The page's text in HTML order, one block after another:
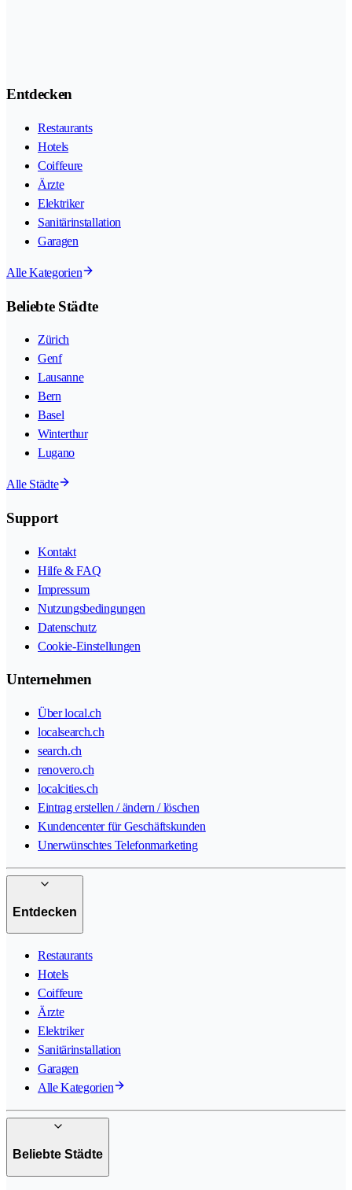
Entdecken
Restaurants
Hotels
Coiffeure
Ärzte
Elektriker
Sanitärinstallation
Garagen
Alle Kategorien
Beliebte Städte
Zürich
Genf
Lausanne
Bern
Basel
Winterthur
Lugano
Alle Städte
Support
Kontakt
Hilfe & FAQ
Impressum
Nutzungsbedingungen
Datenschutz
Cookie-Einstellungen
Unternehmen
Über local.ch
localsearch.ch
search.ch
renovero.ch
localcities.ch
Eintrag erstellen / ändern / löschen
Kundencenter für Geschäftskunden
Unerwünschtes Telefonmarketing
Entdecken
Restaurants
Hotels
Coiffeure
Ärzte
Elektriker
Sanitärinstallation
Garagen
Alle Kategorien
Beliebte Städte